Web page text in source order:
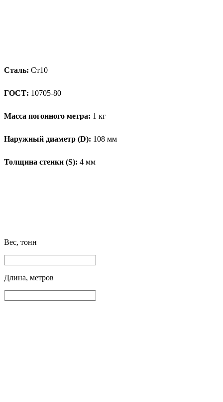
Сталь: Ст10
ГОСТ: 10705-80
Масса погонного метра: 1 кг
Наружный диаметр (D): 108 мм
Толщина стенки (S): 4 мм
Вес, тонн
Длина, метров